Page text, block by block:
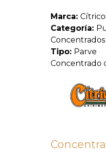
Marca:
Categoría:
Concentrados
Tipo: Parve
Concentrado